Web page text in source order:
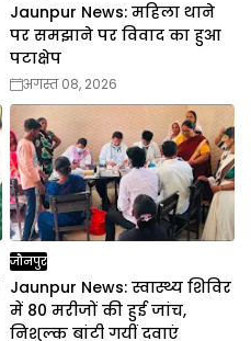
Jaunpur News: महिला थाने
पर समझाने पर विवाद का हुआ
पटाक्षेप
अगस्त 08, 2026
जौनपुर
Jaunpur News: स्वास्थ्य शिविर
में 80 मरीजों की हुई जांच,
निशुल्क बांटी गयीं दवाएं